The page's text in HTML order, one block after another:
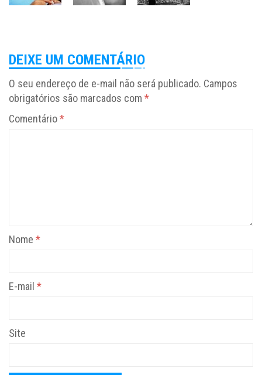
DEIXE UM COMENTÁRIO
O seu endereço de e-mail não será publicado. Campos
obrigatórios são marcados com *
Comentário*
Nome *
E-mail *
Site